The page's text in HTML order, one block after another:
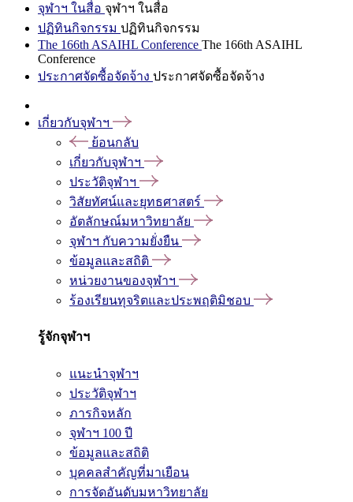
จุฬาฯ ในสื่อ จุฬาฯ ในสื่อ
ปฏิทินกิจกรรม ปฏิทินกิจกรรม
The 166th ASAIHL Conference The 166th ASAIHL
Conference
ประกาศจัดซื้อจัดจ้าง ประกาศจัดซื้อจัดจ้าง
เกี่ยวกับจุฬาฯ
ย้อนกลับ
เกี่ยวกับจุฬาฯ
ประวัติจุฬาฯ
วิสัยทัศน์และยุทธศาสตร์
อัตลักษณ์มหาวิทยาลัย
จุฬาฯ กับความยั่งยืน
ข้อมูลและสถิติ
หน่วยงานของจุฬาฯ
ร้องเรียนทุจริตและประพฤติมิชอบ
รู้จักจุฬาฯ
แนะนำจุฬาฯ
ประวัติจุฬาฯ
ภารกิจหลัก
จุฬาฯ 100 ปี
ข้อมูลและสถิติ
บุคคลสำคัญที่มาเยือน
การจัดอันดับมหาวิทยาลัย